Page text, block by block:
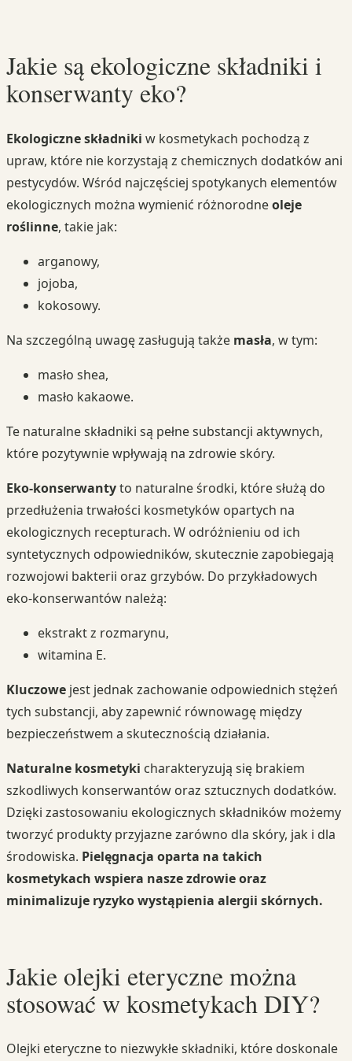
Jakie są ekologiczne składniki i
konserwanty eko?
Ekologiczne składniki w kosmetykach pochodzą z
upraw, które nie korzystają z chemicznych dodatków ani
pestycydów. Wśród najczęściej spotykanych elementów
ekologicznych można wymienić różnorodneoleje
roślinne, takie jak:
arganowy,
jojoba,
kokosowy.
Na szczególną uwagę zasługują także masła, w tym:
masło shea,
masło kakaowe.
Te naturalne składniki są pełne substancji aktywnych,
które pozytywnie wpływają na zdrowie skóry.
Eko-konserwantyto naturalne środki, które służą do
przedłużenia trwałości kosmetyków opartych na
ekologicznych recepturach. W odróżnieniu od ich
syntetycznych odpowiedników, skutecznie zapobiegają
rozwojowi bakterii oraz grzybów. Do przykładowych
eko-konserwantów należą:
ekstrakt z rozmarynu,
witamina E.
Kluczowe jest jednak zachowanie odpowiednich stężeń
tych substancji, aby zapewnić równowagę między
bezpieczeństwem a skutecznością działania.
Naturalne kosmetyki charakteryzują się brakiem
szkodliwych konserwantów oraz sztucznych dodatków.
Dzięki zastosowaniu ekologicznych składników możemy
tworzyć produkty przyjazne zarówno dla skóry, jak i dla
środowiska. Pielęgnacja oparta na takich
kosmetykach wspiera nasze zdrowie oraz
minimalizuje ryzyko wystąpienia alergii skórnych.
Jakie olejki eteryczne można
stosować w kosmetykach DIY?
Olejki eteryczne to niezwykłe składniki, które doskonale